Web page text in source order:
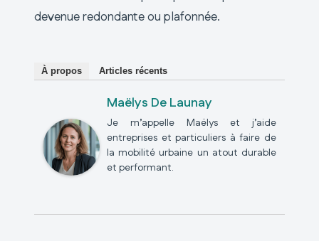
devenue redondante ou plafonnée.
À propos Articles récents
Maëlys De Launay
Je m’appelle Maëlys et j’aide
entreprises et particuliers à faire de
la mobilité urbaine un atout durable
et performant.